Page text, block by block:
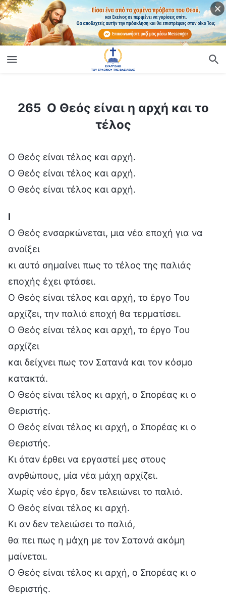
265 Ο Θεός είναι η αρχή και το τέλος
265 Ο Θεός είναι η αρχή και το
τέλος
Ο Θεός είναι τέλος και αρχή.
Ο Θεός είναι τέλος και αρχή.
Ο Θεός είναι τέλος και αρχή.
Ⅰ
Ο Θεός ενσαρκώνεται, μια νέα εποχή για να
ανοίξει
κι αυτό σημαίνει πως το τέλος της παλιάς
εποχής έχει φτάσει.
Ο Θεός είναι τέλος και αρχή, το έργο Του
αρχίζει, την παλιά εποχή θα τερματίσει.
Ο Θεός είναι τέλος και αρχή, το έργο Του
αρχίζει
και δείχνει πως τον Σατανά και τον κόσμο
κατακτά.
Ο Θεός είναι τέλος κι αρχή, ο Σπορέας κι ο
Θεριστής.
Ο Θεός είναι τέλος κι αρχή, ο Σπορέας κι ο
Θεριστής.
Κι όταν έρθει να εργαστεί μες στους
ανρθώπους, μία νέα μάχη αρχίζει.
Χωρίς νέο έργο, δεν τελειώνει το παλιό.
Ο Θεός είναι τέλος κι αρχή.
Κι αν δεν τελειώσει το παλιό,
θα πει πως η μάχη με τον Σατανά ακόμη
μαίνεται.
Ο Θεός είναι τέλος κι αρχή, ο Σπορέας κι ο
Θεριστής.